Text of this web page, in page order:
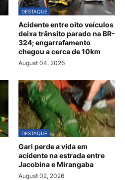
DESTAQUE
Acidente entre oito veículos
deixa trânsito parado na BR-
324; engarrafamento
chegou a cerca de 10km
August 04, 2026
DESTAQUE
Gari perde a vida em
acidente na estrada entre
Jacobina e Mirangaba
August 02, 2026